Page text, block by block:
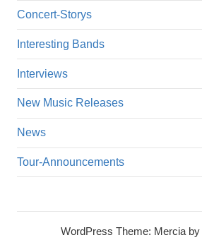
Concert-Storys
Interesting Bands
Interviews
New Music Releases
News
Tour-Announcements
WordPress Theme: Mercia by